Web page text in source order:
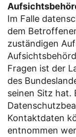
Im Falle
dem
zuständigen
Fragen ist der
des
seinen Sitz hat.
Kontaktdaten
entnommen